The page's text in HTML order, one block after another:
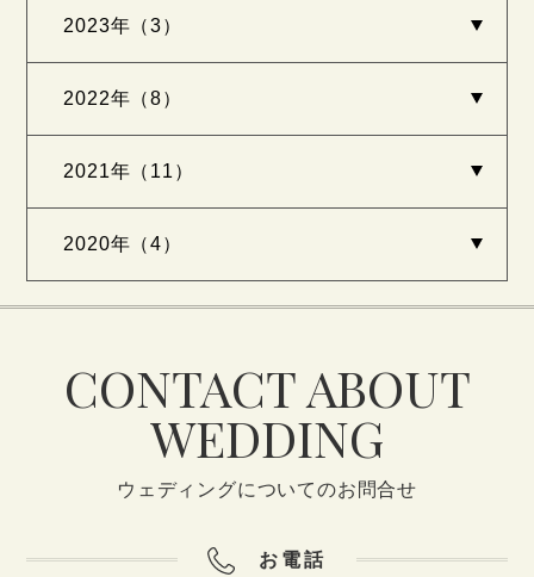
2023年（3）
2022年（8）
2021年（11）
2020年（4）
CONTACT ABOUT
WEDDING
ウェディングについてのお問合せ
お電話